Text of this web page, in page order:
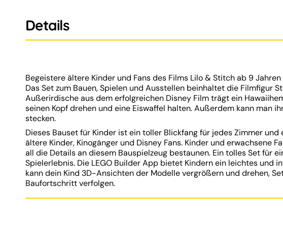
Details
Begeistere ältere Kinder und Fans des Films Lilo & Stitch ab 9
Das Set zum Bauen, Spielen und Ausstellen beinhaltet die Filmfigur
Außerirdische aus dem erfolgreichen Disney Film trägt ein
seinen Kopf drehen und eine Eiswaffel halten. Außerdem kann man
stecken.
Dieses Bauset für Kinder ist ein toller Blickfang für jedes Zimmer
ältere Kinder, Kinogänger und Disney Fans. Kinder und erwachsene
all die Details an diesem Bauspielzeug bestaunen. Ein tolles Set für
Spielerlebnis. Die LEGO Builder App bietet Kindern ein leichtes und
kann dein Kind 3D-Ansichten der Modelle vergrößern und drehen,
Baufortschritt verfolgen.